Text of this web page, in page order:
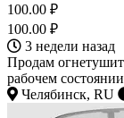
100.00 ₽
100.00 ₽
3 недели назад
Продам
рабочем
Челябинск, RU